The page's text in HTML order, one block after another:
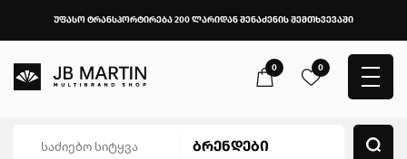
უფასო ტრანსპორტირება 200 ლარიდან შენაძენის შემთხვევაში
0 0